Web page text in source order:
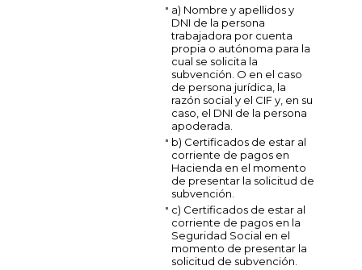
a) Nombre y apellidos y
DNI de la persona
trabajadora por cuenta
propia o autónoma para la
cual se solicita la
subvención. O en el caso
de persona jurídica, la
razón social y el CIF y, en su
caso, el DNI de la persona
apoderada.
b) Certificados de estar al
corriente de pagos en
Hacienda en el momento
de presentar la solicitud de
subvención.
c) Certificados de estar al
corriente de pagos en la
Seguridad Social en el
momento de presentar la
solicitud de subvención.